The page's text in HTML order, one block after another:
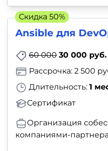
Ansible для
60 000 30 000 руб.
Длительность: 1
Сертификат
Рассрочка: 2 500
Организация
компаниями-
Скидка 50%